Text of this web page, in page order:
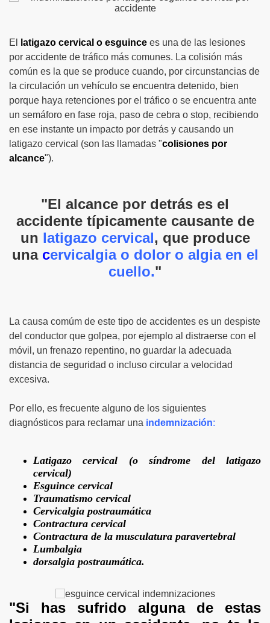
El latigazo cervical o esguince es una de las lesiones
por accidente de tráfico más comunes. La colisión más
común es la que se produce cuando, por circunstancias de
la circulación un vehículo se encuentra detenido, bien
porque haya retenciones por el tráfico o se encuentra ante
un semáforo en fase roja, paso de cebra o stop, recibiendo
en ese instante un impacto por detrás y causando un
latigazo cervical (son las llamadas "colisiones por
alcance").
"El alcance por detrás es el
accidente típicamente causante de
un latigazo cervical, que produce
una cervicalgia o dolor o algia en el
cuello."
La causa comúm de este tipo de accidentes es un despiste
del conductor que golpea, por ejemplo al distraerse con el
móvil, un frenazo repentino, no guardar la adecuada
distancia de seguridad o incluso circular a velocidad
excesiva.
Por ello, es frecuente alguno de los siguientes
diagnósticos para reclamar una indemnización:
Latigazo cervical (o síndrome del latigazo
cervical)
Esguince cervical
Traumatismo cervical
Cervicalgia postraumática
Contractura cervical
Contractura de la musculatura paravertebral
Lumbalgia
dorsalgia postraumática.
"Si has sufrido alguna de estas